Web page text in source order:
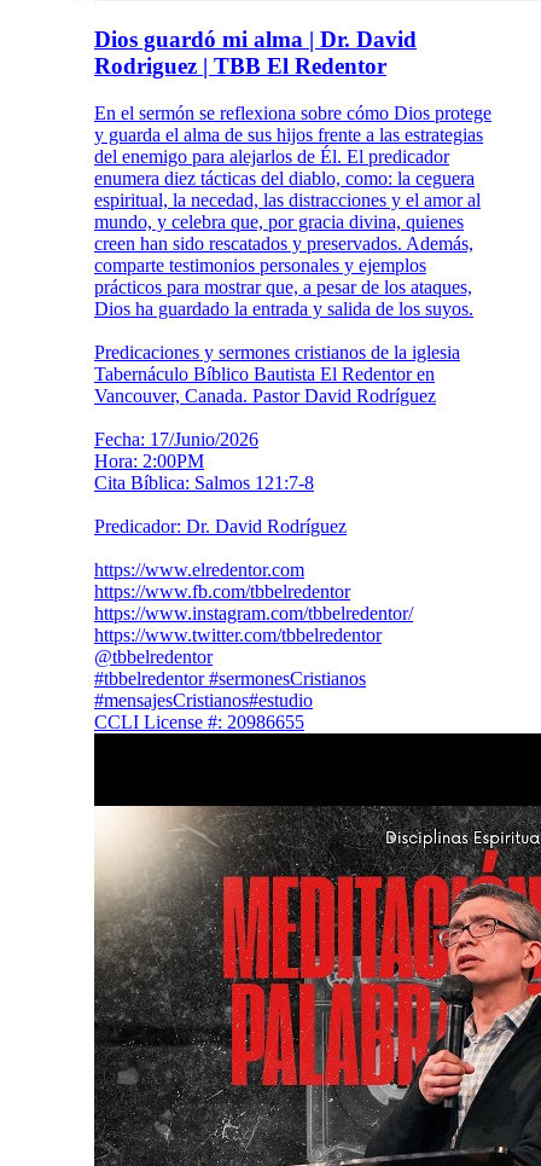
Dios guardó mi alma | Dr. David
Rodriguez | TBB El Redentor
En el sermón se reflexiona sobre cómo Dios protege
y guarda el alma de sus hijos frente a las estrategias
del enemigo para alejarlos de Él. El predicador
enumera diez tácticas del diablo, como: la ceguera
espiritual, la necedad, las distracciones y el amor al
mundo, y celebra que, por gracia divina, quienes
creen han sido rescatados y preservados. Además,
comparte testimonios personales y ejemplos
prácticos para mostrar que, a pesar de los ataques,
Dios ha guardado la entrada y salida de los suyos.
Predicaciones y sermones cristianos de la iglesia
Tabernáculo Bíblico Bautista El Redentor en
Vancouver, Canada. Pastor David Rodríguez
Fecha: 17/Junio/2026
Hora: 2:00PM
Cita Bíblica: Salmos 121:7-8
Predicador: Dr. David Rodríguez
https://www.elredentor.com
https://www.fb.com/tbbelredentor
https://www.instagram.com/tbbelredentor/
https://www.twitter.com/tbbelredentor
@tbbelredentor
#tbbelredentor #sermonesCristianos
#mensajesCristianos#estudio
CCLI License #: 20986655